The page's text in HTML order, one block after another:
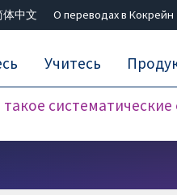
体中文 О переводах в Кокрейн
такое
Учитесь